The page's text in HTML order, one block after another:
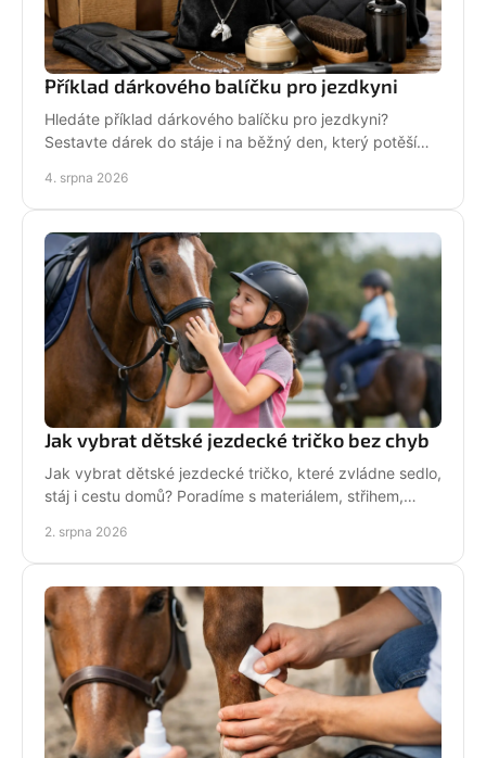
Příklad dárkového balíčku pro jezdkyni
Hledáte příklad dárkového balíčku pro jezdkyni?
Sestavte dárek do stáje i na běžný den, který potěší
4. srpna 2026
Jak vybrat dětské jezdecké tričko bez chyb
Jak vybrat dětské jezdecké tričko, které zvládne sedlo,
stáj i cestu domů? Poradíme s materiálem, střihem,
2. srpna 2026